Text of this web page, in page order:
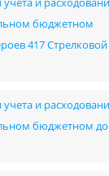
и
бюджетном
417 Стрелковой
и
бюджетном